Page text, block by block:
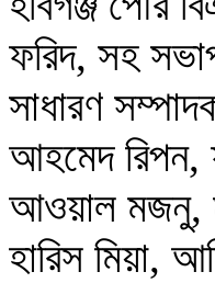
ফরিদ, সহ
সাধারণ
আহমেদ
আওয়াল মজনু,
হারিস মিয়া,